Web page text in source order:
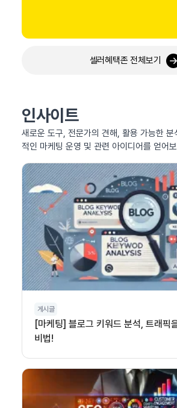
셀러혜택존 전체보기
인사이트
새로운 도구, 전문가의 견해, 활용 가능한
적인 마케팅 운영 및 관련 아이디어를 얻어
게시글
[마케팅] 블로그 키워드 분석, 트래픽
비법!